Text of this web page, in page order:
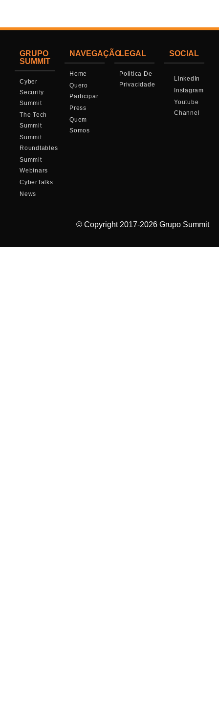
GRUPO
SUMMIT
Cyber
Security
Summit
The Tech
Summit
Summit
Roundtables
Summit
Webinars
CyberTalks
News
NAVEGAÇÃO
Home
Quero
Participar
Press
Quem
Somos
LEGAL
Politica De
Privacidade
SOCIAL
LinkedIn
Instagram
Youtube
Channel
© Copyright 2017-2026 Grupo Summit